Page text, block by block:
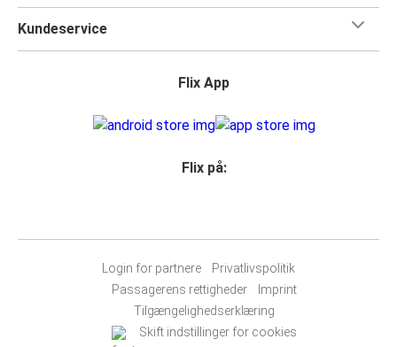
Kundeservice
Flix App
Flix på:
Login for partnere
Privatlivspolitik
Passagerens rettigheder
Imprint
Tilgængelighedserklæring
Skift indstillinger for cookies